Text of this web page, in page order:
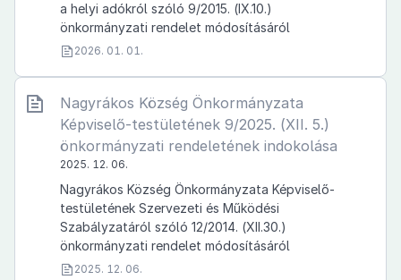
a helyi adókról szóló 9/2015. (IX.10.)
önkormányzati rendelet módosításáról
2026. 01. 01.
Nagyrákos Község Önkormányzata
Képviselő-testületének 9/2025. (XII. 5.)
önkormányzati rendeletének indokolása
2025. 12. 06.
Nagyrákos Község Önkormányzata Képviselő-
testületének Szervezeti és Működési
Szabályzatáról szóló 12/2014. (XII.30.)
önkormányzati rendelet módosításáról
2025. 12. 06.